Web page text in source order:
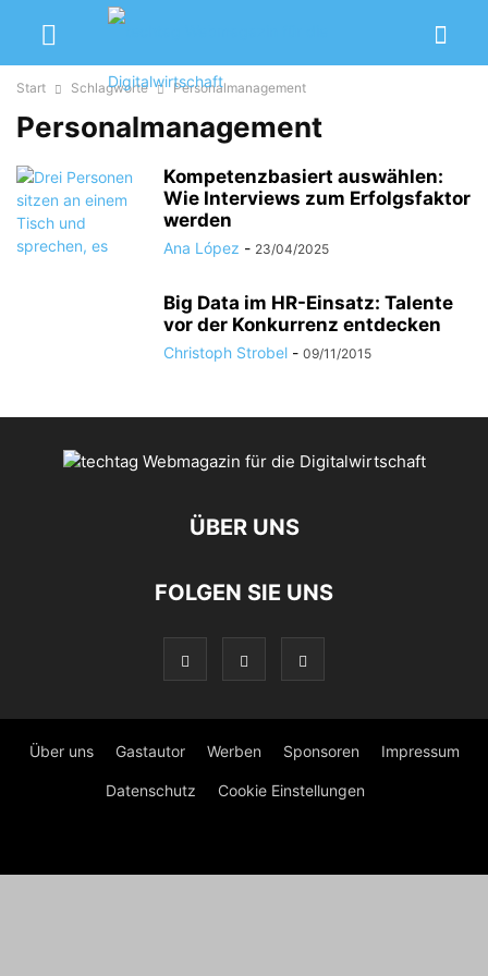
Start Schlagworte Personalmanagement
Personalmanagement
Kompetenzbasiert auswählen:
Wie Interviews zum Erfolgsfaktor
werden
Ana López - 23/04/2025
Big Data im HR-Einsatz: Talente
vor der Konkurrenz entdecken
Christoph Strobel - 09/11/2015
ÜBER UNS
FOLGEN SIE UNS
Über uns Gastautor Werben Sponsoren Impressum
Datenschutz Cookie Einstellungen